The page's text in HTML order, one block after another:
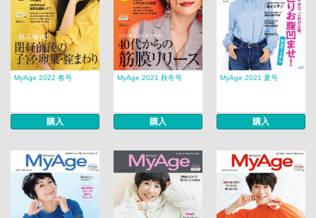
MyAge 2022 春号
購入
MyAge 2021 秋冬号
購入
MyAge 2021 夏号
購入